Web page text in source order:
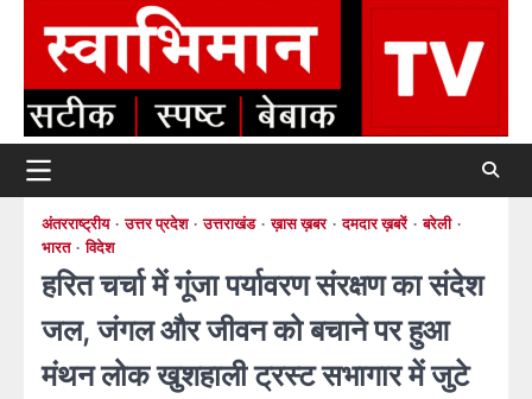
content
अंतरराष्ट्रीय उत्तर प्रदेश उत्तराखंड ख़ास ख़बर दमदार ख़बरें
बरेली
भारत
विदेश
हरित चर्चा में गूंजा पर्यावरण संरक्षण का संदेश
जल, जंगल और जीवन को बचाने पर हुआ
मंथन लोक खुशहाली ट्रस्ट सभागार में जुटे